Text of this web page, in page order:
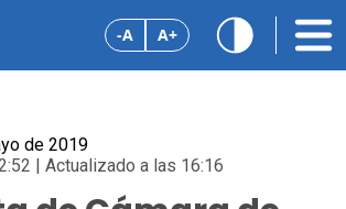
-A A+
de 2019
| Actualizado a las 16:16